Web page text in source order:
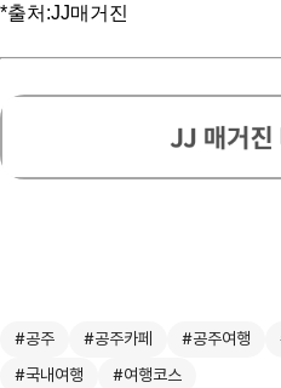
*출처:JJ매거진
#공주 #공주카페 #공주여행
#국내여행
#여행코스